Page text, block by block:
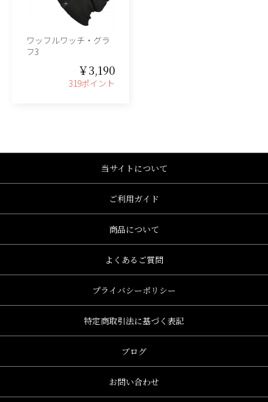
ワッフルワッチ・グラ
フ3
￥3,190
319ポイント
当サイトについて
ご利用ガイド
商品について
よくあるご質問
プライバシーポリシー
特定商取引法に基づく表記
ブログ
お問い合わせ